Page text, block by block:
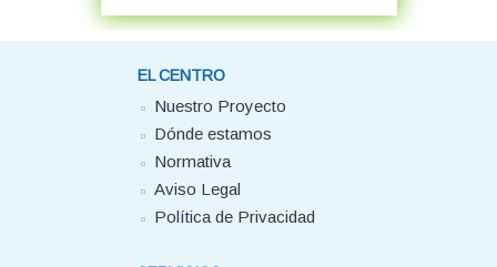
EL CENTRO
Nuestro Proyecto
Dónde estamos
Normativa
Aviso Legal
Política de Privacidad